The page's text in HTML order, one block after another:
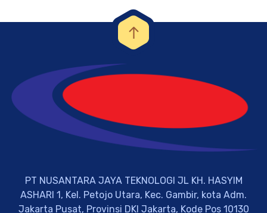
PT NUSANTARA JAYA TEKNOLOGI JL KH. HASYIM
ASHARI 1, Kel. Petojo Utara, Kec. Gambir, kota Adm.
Jakarta Pusat, Provinsi DKI Jakarta, Kode Pos 10130